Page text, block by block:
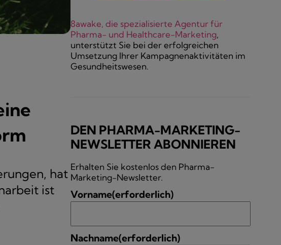
hat
ist
8awake, die spezialisierte Agentur für
Pharma- und Healthcare-Marketing,
unterstützt Sie bei der erfolgreichen
Umsetzung Ihrer Kampagnenaktivitäten im
Gesundheitswesen.
DEN PHARMA-MARKETING-
NEWSLETTER ABONNIEREN
Erhalten Sie kostenlos den Pharma-
Marketing-Newsletter.
Vorname(erforderlich)
Nachname(erforderlich)